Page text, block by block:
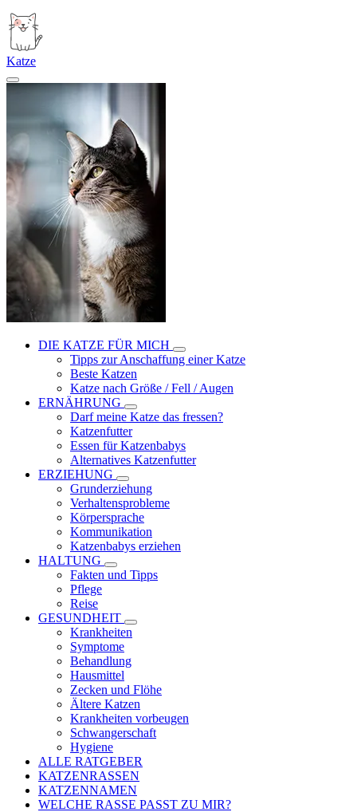
Katze
DIE KATZE FÜR MICH
Tipps zur Anschaffung einer Katze
Beste Katzen
Katze nach Größe / Fell / Augen
ERNÄHRUNG
Darf meine Katze das fressen?
Katzenfutter
Essen für Katzenbabys
Alternatives Katzenfutter
ERZIEHUNG
Grunderziehung
Verhaltensprobleme
Körpersprache
Kommunikation
Katzenbabys erziehen
HALTUNG
Fakten und Tipps
Pflege
Reise
GESUNDHEIT
Krankheiten
Symptome
Behandlung
Hausmittel
Zecken und Flöhe
Ältere Katzen
Krankheiten vorbeugen
Schwangerschaft
Hygiene
ALLE RATGEBER
KATZENRASSEN
KATZENNAMEN
WELCHE RASSE PASST ZU MIR?